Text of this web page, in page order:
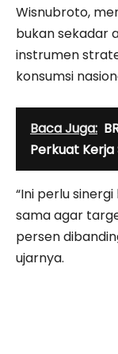
Wisnubroto,
bukan sekadar
instrumen
konsumsi
Baca Juga:
Perkuat Kerja
“Ini perlu
sama agar
persen
ujarnya.